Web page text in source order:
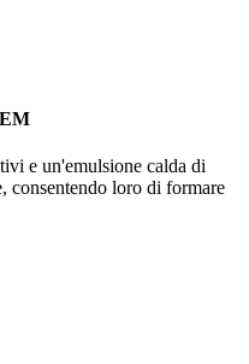
e un'emulsione calda di
consentendo loro di formare